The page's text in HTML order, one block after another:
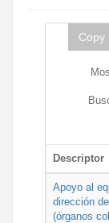
Copy
Descriptor
Apoyo al
dirección
(órganos